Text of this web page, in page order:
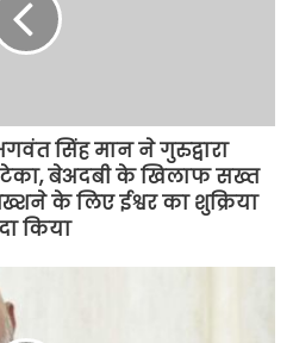
सिंह मान ने गुरुद्वारा
टेका, बेअदबी के खिलाफ सख्त
के लिए ईश्वर का शुक्रिया
किया